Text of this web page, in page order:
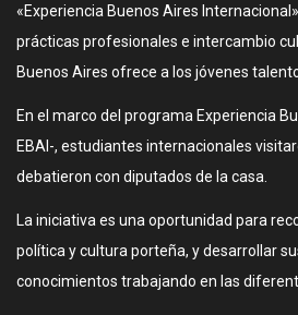
«Experiencia Buenos Aires
prácticas profesionales e intercambio
Buenos Aires ofrece a los jóvenes
En el marco del programa Experiencia
EBAI-, estudiantes internacionales
debatieron con diputados de la casa.
La iniciativa es una oportunidad para
política y cultura porteña, y desarrollar
conocimientos trabajando en las